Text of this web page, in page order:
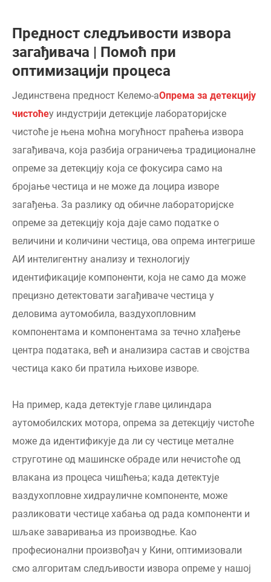
Предност следљивости извора
загађивача | Помоћ при
оптимизацији процеса
Јединствена предност Келемо-аОпрема за детекцију
чистоћеу индустрији детекције лабораторијске
чистоће је њена моћна могућност праћења извора
загађивача, која разбија ограничења традиционалне
опреме за детекцију која се фокусира само на
бројање честица и не може да лоцира изворе
загађења. За разлику од обичне лабораторијске
опреме за детекцију која даје само податке о
величини и количини честица, ова опрема интегрише
АИ интелигентну анализу и технологију
идентификације компоненти, која не само да може
прецизно детектовати загађиваче честица у
деловима аутомобила, ваздухопловним
компонентама и компонентама за течно хлађење
центра података, већ и анализира састав и својства
честица како би пратила њихове изворе.
На пример, када детектује главе цилиндара
аутомобилских мотора, опрема за детекцију чистоће
може да идентификује да ли су честице металне
струготине од машинске обраде или нечистоће од
влакана из процеса чишћења; када детектује
ваздухопловне хидрауличне компоненте, може
разликовати честице хабања од рада компоненти и
шљаке заваривања из производње. Као
професионални произвођач у Кини, оптимизовали
смо алгоритам следљивости извора опреме у нашој